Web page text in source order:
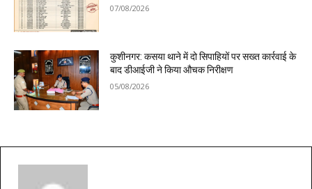
07/08/2026
कुशीनगर: कसया थाने में दो सिपाहियों पर सख्त कार्रवाई के
बाद डीआईजी ने किया औचक निरीक्षण
05/08/2026